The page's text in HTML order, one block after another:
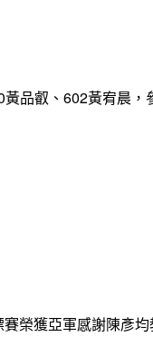
品叡、602黃宥晨
榮獲亞軍感謝陳彥